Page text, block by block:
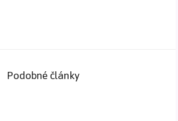
Podobné články